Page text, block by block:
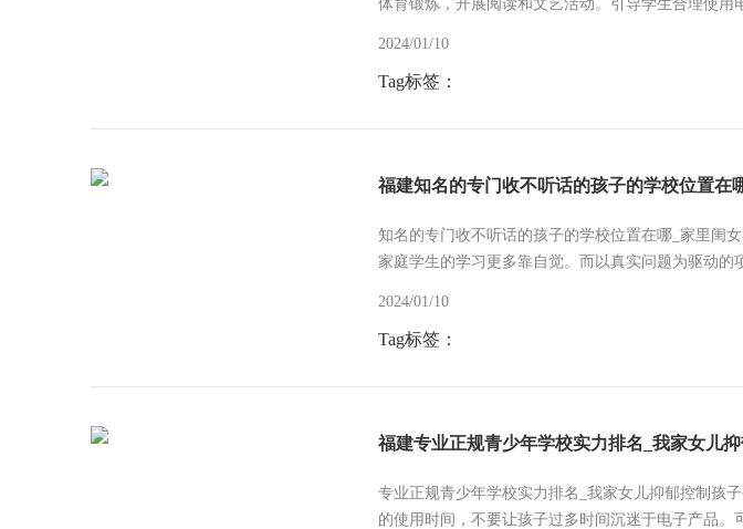
体育锻炼，开展阅读和文艺活动。引导学生合理使
2024/01/10
Tag标签：
福建知名的专门收不听话的孩子的学校位置在
知名的专门收不听话的孩子的学校位置在哪_家里闺
家庭学生的学习更多靠自觉。而以真实问题为驱动
2024/01/10
Tag标签：
福建专业正规青少年学校实力排名_我家女儿
专业正规青少年学校实力排名_我家女儿抑郁控制孩
的使用时间，不要让孩子过多时间沉迷于电子产品